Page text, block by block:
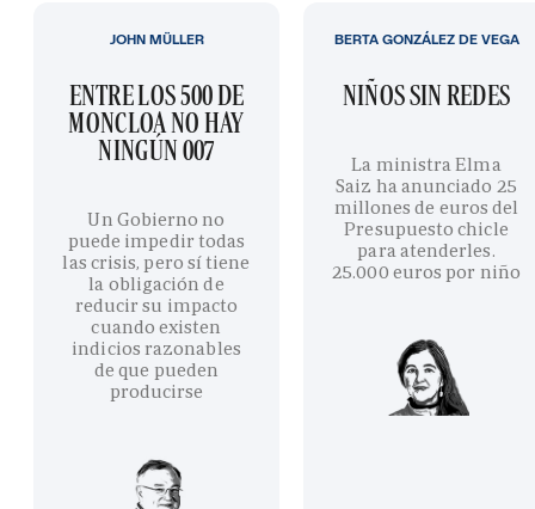
ENTRE LOS 500 DE
MONCLOA NO HAY
NINGÚN 007
Un Gobierno no
puede impedir todas
las crisis, pero sí tiene
la obligación de
reducir su impacto
cuando existen
indicios razonables
de que pueden
producirse
JOHN MÜLLER
NIÑOS SIN REDES
La ministra Elma
Saiz ha anunciado 25
millones de euros del
Presupuesto chicle
para atenderles.
25.000 euros por niño
BERTA GONZÁLEZ DE VEGA